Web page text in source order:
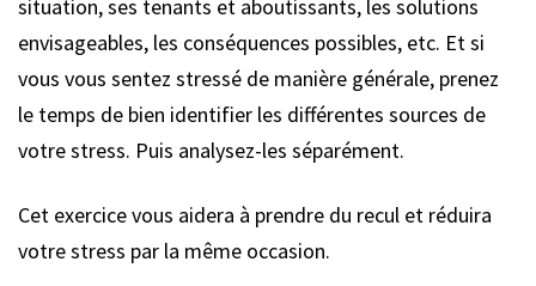
situation, ses tenants et aboutissants, les solutions
envisageables, les conséquences possibles, etc. Et si
vous vous sentez stressé de manière générale, prenez
le temps de bien identifier les différentes sources de
votre stress. Puis analysez-les séparément.
Cet exercice vous aidera à prendre du recul et réduira
votre stress par la même occasion.